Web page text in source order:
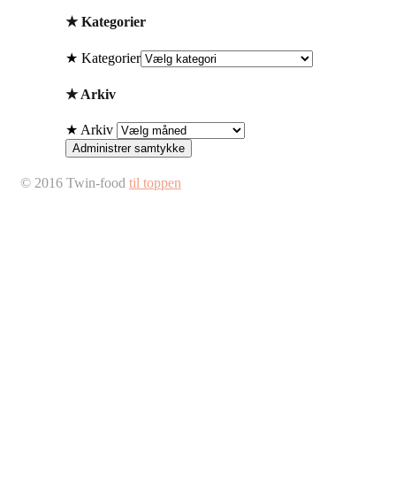
★ Kategorier
★ Kategorier
★ Arkiv
★ Arkiv
Administrer samtykke
© 2016 Twin-food til toppen